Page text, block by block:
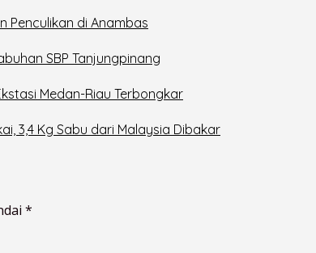
Penculikan di Anambas
SBP Tanjungpinang
Medan-Riau Terbongkar
3,4 Kg Sabu dari Malaysia Dibakar
*